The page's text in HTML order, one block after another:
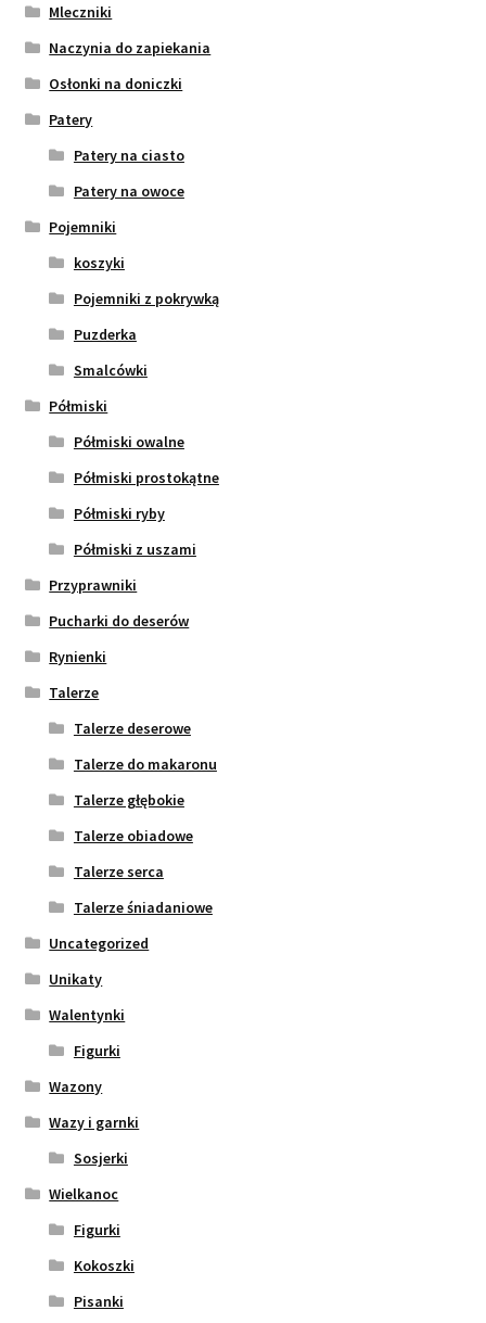
Mleczniki
Naczynia do zapiekania
Osłonki na doniczki
Patery
Patery na ciasto
Patery na owoce
Pojemniki
koszyki
Pojemniki z pokrywką
Puzderka
Smalcówki
Półmiski
Półmiski owalne
Półmiski prostokątne
Półmiski ryby
Półmiski z uszami
Przyprawniki
Pucharki do deserów
Rynienki
Talerze
Talerze deserowe
Talerze do makaronu
Talerze głębokie
Talerze obiadowe
Talerze serca
Talerze śniadaniowe
Uncategorized
Unikaty
Walentynki
Figurki
Wazony
Wazy i garnki
Sosjerki
Wielkanoc
Figurki
Kokoszki
Pisanki